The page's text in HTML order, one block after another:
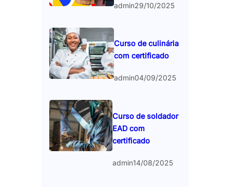
admin29/10/2025
Curso de culinária
com certificado
admin04/09/2025
Curso de soldador
EAD com
certificado
admin14/08/2025